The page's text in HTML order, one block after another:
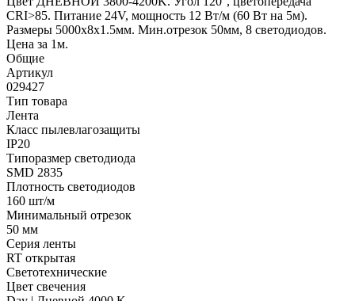
CRI>85. Питание 24V, мощность 12 Вт/м (60 Вт на 5м).
Размеры 5000х8х1.5мм. Мин.отрезок 50мм, 8 светодиодов.
Цена за 1м.
Общие
Артикул
029427
Тип товара
Лента
Класс пылевлагозащиты
IP20
Типоразмер светодиода
SMD 2835
Плотность светодиодов
160 шт/м
Минимальный отрезок
50 мм
Серия ленты
RT открытая
Светотехнические
Цвет свечения